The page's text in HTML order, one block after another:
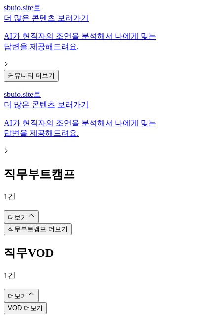
sbuio.site로
더 많은 콘텐츠 보러가기
AI가 현직자의 조언을 분석해서 나에게 맞는
답변을 제공해드려요.
커뮤니티 더보기
sbuio.site로
더 많은 콘텐츠 보러가기
AI가 현직자의 조언을 분석해서 나에게 맞는
답변을 제공해드려요.
직무부트캠프
1 건
더보기
직무부트캠프 더보기
직무VOD
1 건
더보기
VOD 더보기